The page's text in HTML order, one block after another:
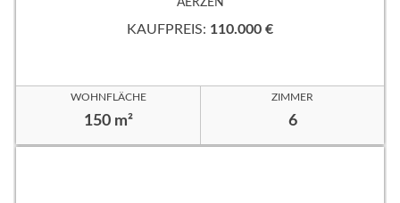
KAUFPREIS: 110.000 €
WOHNFLÄCHE
150 m²
ZIMMER
6